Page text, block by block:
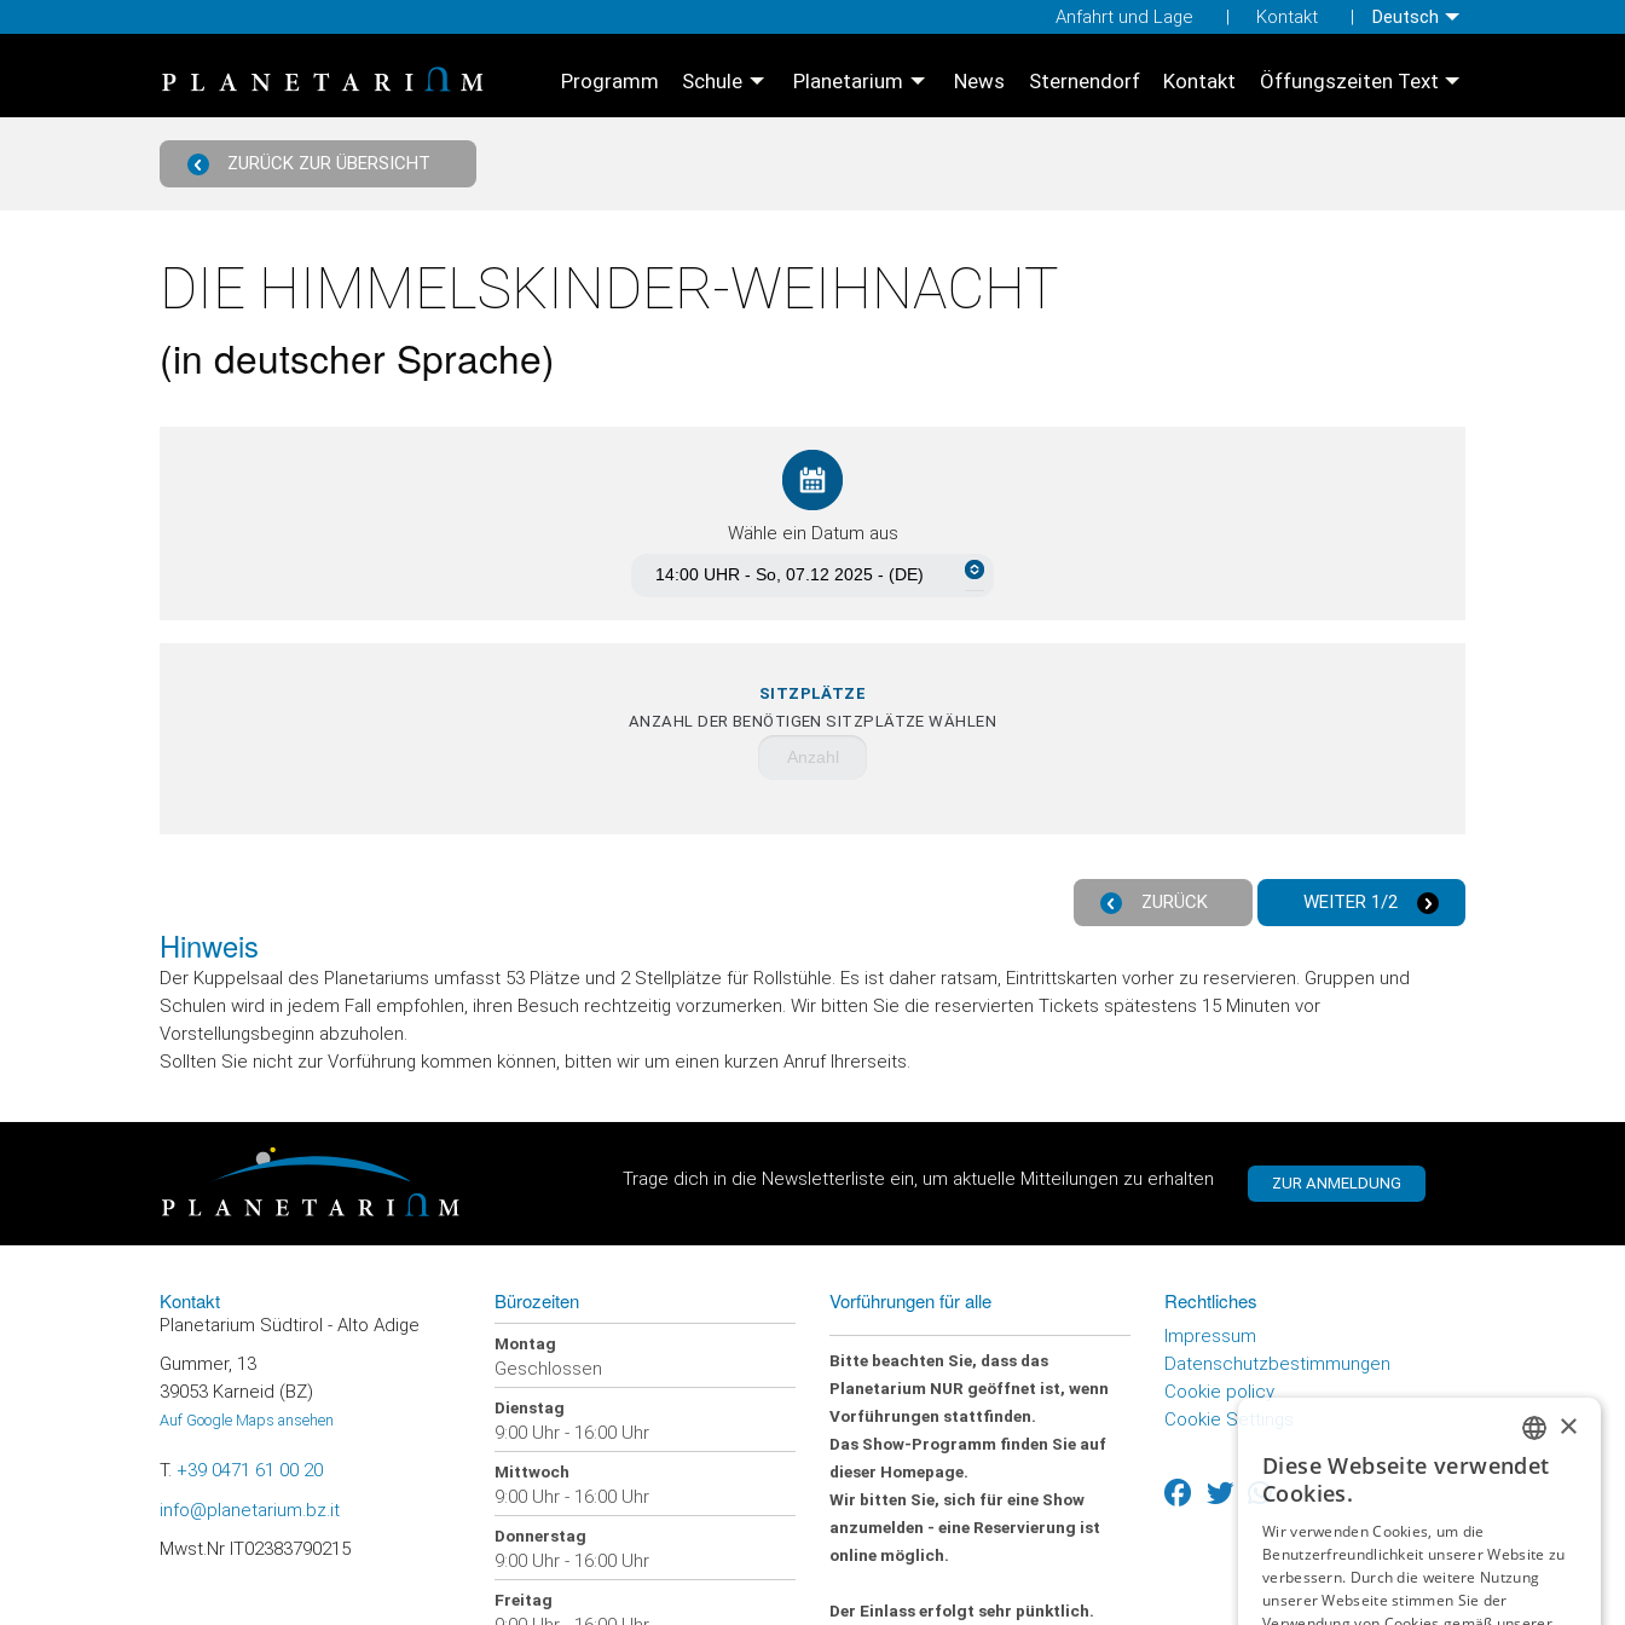
Anfahrt und Lage Kontakt Deutsch
Programm Schule Planetarium News Sternendorf Kontakt Öffungszeiten Text
ZURÜCK ZUR ÜBERSICHT
DIE HIMMELSKINDER-WEIHNACHT
(in deutscher Sprache)
Wähle ein Datum aus
SITZPLÄTZE
ANZAHL DER BENÖTIGEN SITZPLÄTZE WÄHLEN
ZURÜCK WEITER 1/2
Hinweis
Der Kuppelsaal des Planetariums umfasst 53 Plätze und 2 Stellplätze für Rollstühle. Es ist daher ratsam, Eintrittskarten vorher zu reservieren. Gruppen und
Schulen wird in jedem Fall empfohlen, ihren Besuch rechtzeitig vorzumerken. Wir bitten Sie die reservierten Tickets spätestens 15 Minuten vor
Vorstellungsbeginn abzuholen.
Sollten Sie nicht zur Vorführung kommen können, bitten wir um einen kurzen Anruf Ihrerseits.
Trage dich in die Newsletterliste ein, um aktuelle Mitteilungen zu erhalten
Kontakt
Planetarium Südtirol - Alto Adige
Gummer, 13
39053 Karneid (BZ)
Auf Google Maps ansehen
T. +39 0471 61 00 20
info@planetarium.bz.it
Mwst.Nr IT02383790215
Bürozeiten
Montag
Geschlossen
Dienstag
9:00 Uhr - 16:00 Uhr
Mittwoch
9:00 Uhr - 16:00 Uhr
Donnerstag
9:00 Uhr - 16:00 Uhr
Freitag
Vorführungen für alle
Bitte beachten Sie, dass das
Planetarium NUR geöffnet ist, wenn
Vorführungen stattfinden.
Das Show-Programm finden Sie auf
dieser Homepage.
Wir bitten Sie, sich füreine Show
anzumelden - eine Reservierung ist
online möglich.
Der Einlass erfolgt sehr pünktlich.
Rechtliches
Impressum
Datenschutzbestimmungen
Cookie policy
Cookie Settings
GERMAN
GERMAN
×
Diese Webseite verwendet
Cookies.
Wir verwenden Cookies, um die
Benutzerfreundlichkeit unserer Website zu
verbessern. Durch die weitere Nutzung
unserer Webseite stimmen Sie der